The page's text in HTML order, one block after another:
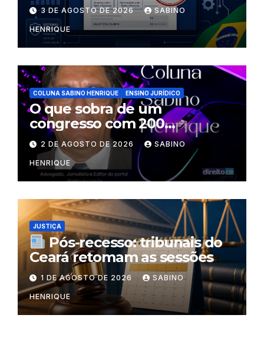
segunda-feira
3 DE AGOSTO DE 2026 SABINO
HENRIQUE
COLUNA SABINO HENRIQUE ENSINO JURÍDICO
O que sobra de um
congresso com 200
palestrantes?
2 DE AGOSTO DE 2026 SABINO
HENRIQUE
JUSTIÇA
Pós-recesso: tribunais do
Ceará retomam as sessões
1 DE AGOSTO DE 2026 SABINO
HENRIQUE